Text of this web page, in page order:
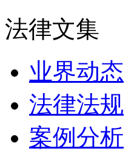
法律文集
业界动态
法律法规
案例分析